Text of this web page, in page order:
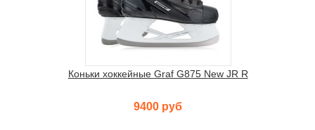
Коньки хоккейные Graf G875 New JR R
9400 руб